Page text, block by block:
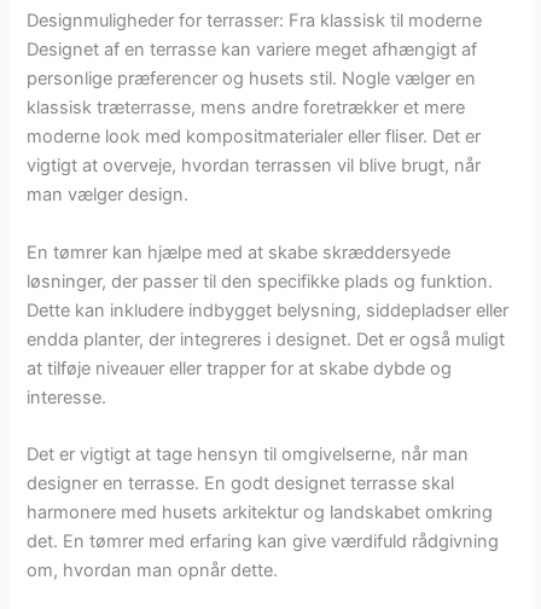
Designmuligheder for terrasser: Fra klassisk til moderne
Designet af en terrasse kan variere meget afhængigt af
personlige præferencer og husets stil. Nogle vælger en
klassisk træterrasse, mens andre foretrækker et mere
moderne look med kompositmaterialer eller fliser. Det er
vigtigt at overveje, hvordan terrassen vil blive brugt, når
man vælger design.
En tømrer kan hjælpe med at skabe skræddersyede
løsninger, der passer til den specifikke plads og funktion.
Dette kan inkludere indbygget belysning, siddepladser eller
endda planter, der integreres i designet. Det er også muligt
at tilføje niveauer eller trapper for at skabe dybde og
interesse.
Det er vigtigt at tage hensyn til omgivelserne, når man
designer en terrasse. En godt designet terrasse skal
harmonere med husets arkitektur og landskabet omkring
det. En tømrer med erfaring kan give værdifuld rådgivning
om, hvordan man opnår dette.